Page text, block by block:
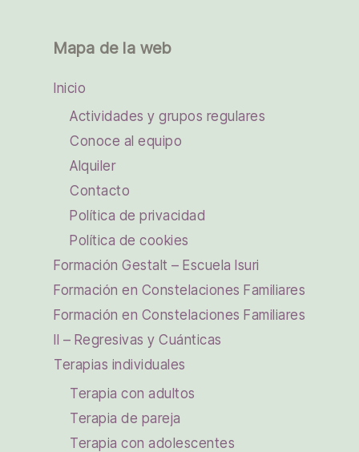
Mapa de la web
Inicio
Actividades y grupos regulares
Conoce al equipo
Alquiler
Contacto
Política de privacidad
Política de cookies
Formación Gestalt – Escuela Isuri
Formación en Constelaciones Familiares
Formación en Constelaciones Familiares
II – Regresivas y Cuánticas
Terapias individuales
Terapia con adultos
Terapia de pareja
Terapia con adolescentes